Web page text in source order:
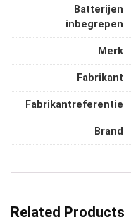
Batterijen
inbegrepen
Merk
Fabrikant
Fabrikantreferentie
Brand
Related Products